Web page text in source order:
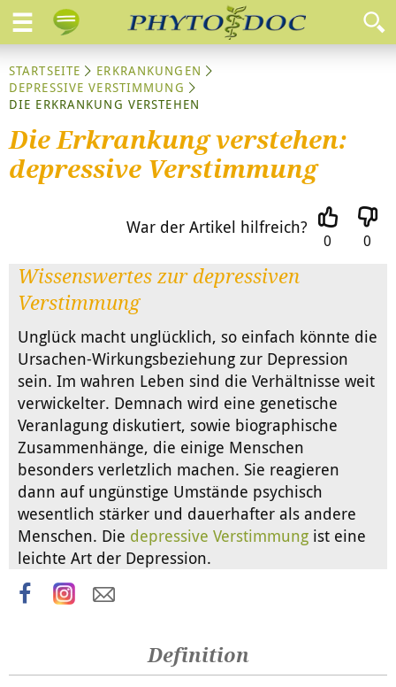
STARTSEITE
ERKRANKUNGEN
DEPRESSIVE VERSTIMMUNG
DIE ERKRANKUNG VERSTEHEN
Die Erkrankung verstehen:
depressive Verstimmung
War der Artikel hilfreich?
0 0
Wissenswertes zur depressiven
Verstimmung
Unglück macht unglücklich, so einfach könnte die
Ursachen-Wirkungsbeziehung zur Depression
sein. Im wahren Leben sind die Verhältnisse weit
verwickelter. Demnach wird eine genetische
Veranlagung diskutiert, sowie biographische
Zusammenhänge, die einige Menschen
besonders verletzlich machen. Sie reagieren
dann auf ungünstige Umstände psychisch
wesentlich stärker und dauerhafter als andere
Menschen. Die depressive Verstimmung ist eine
leichte Art der Depression.
Definition